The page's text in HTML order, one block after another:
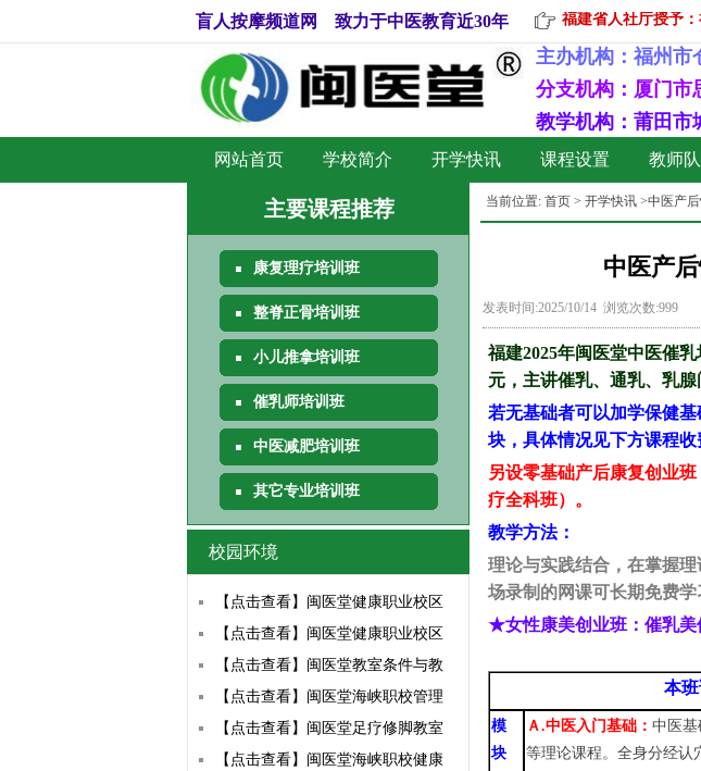
网站首页 学校简介 开学快讯 课程设置 教师
盲人按摩频道网 致力于中医教育近30年 福建省人社厅授予
主办机构： 福州市
分支机构：厦门市
教学机构：莆田市
主要课程推荐
康复理疗培训班
整脊正骨培训班
小儿推拿培训班
催乳师培训班
中医减肥培训班
其它专业培训班
校园环境
【点击查看】闽医堂健康职业校区
【点击查看】闽医堂健康职业校区
【点击查看】闽医堂教室条件与教
【点击查看】闽医堂海峡职校管理
【点击查看】闽医堂足疗修脚教室
【点击查看】闽医堂海峡职校健康
当前位置: 首页 > 开学快讯 >中医产
中医产
发表时间:2025/10/14 浏览次数:999
福建2025年闽医堂中医催乳
元，主讲催乳、通乳、乳腺
若无基础者可以加学保健
块，具体情况见下方课程收
另设零基础产后康复创业
疗全科班）。
教学方法：
理论与实践结合，在掌握理
场录制的网课可长期免费学
★女性康美创业班：催乳美
本
模
块
Ａ.中医入门基础 ：中医
等理论课程。全身分经认